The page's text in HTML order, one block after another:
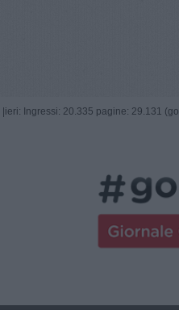
ieri: Ingressi: 20.335 pagine: 29.131